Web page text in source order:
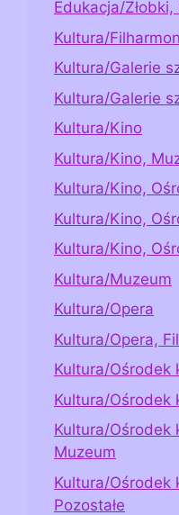
Edukacja/Żłobki,
Kultura/
Kultura/Galerie
Kultura/Galerie
Kultura/Kino
Kultura/Kino,
Kultura/Kino,
Kultura/Kino,
Kultura/Kino,
Kultura/Muzeum
Kultura/Opera
Kultura/Opera,
Kultura/Ośrodek
Kultura/Ośrodek
Kultura/Ośrodek
Muzeum
Kultura/Ośrodek
Pozostałe